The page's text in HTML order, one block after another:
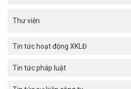
Thư viện
Tin tức hoạt động XKLĐ
Tin tức pháp luật